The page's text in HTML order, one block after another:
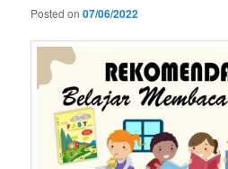
Posted on07/06/2022